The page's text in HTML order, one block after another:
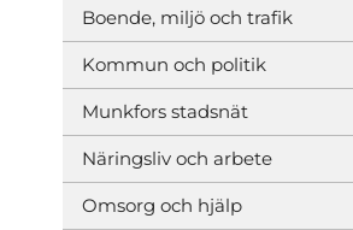
Boende, miljö och trafik
Kommun och politik
Munkfors stadsnät
Näringsliv och arbete
Omsorg och hjälp